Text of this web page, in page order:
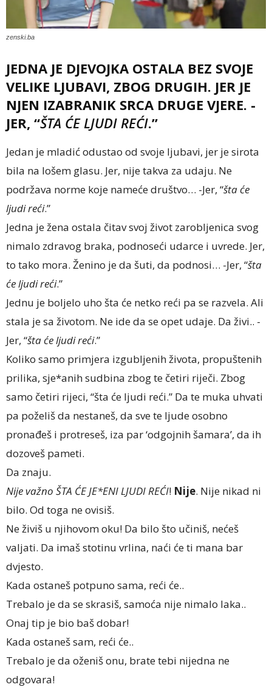
zenski.ba
JEDNA JE DJEVOJKA OSTALA BEZ SVOJE
VELIKE LJUBAVI, ZBOG DRUGIH. JER JE
NJEN IZABRANIK SRCA DRUGE VJERE. -
JER, “ŠTA ĆE LJUDI REĆI.”
Jedan je mladić odustao od svoje ljubavi, jer je sirota
bila na lošem glasu. Jer, nije takva za udaju. Ne
podržava norme koje nameće društvo… -Jer, “šta će
ljudi reći.”
Jedna je žena ostala čitav svoj život zarobljenica svog
nimalo zdravog braka, podnoseći udarce i uvrede. Jer,
to tako mora. Ženino je da šuti, da podnosi… -Jer, “šta
će ljudi reći.”
Jednu je boljelo uho šta će netko reći pa se razvela. Ali
stala je sa životom. Ne ide da se opet udaje. Da živi.. -
Jer, “šta će ljudi reći.”
Koliko samo primjera izgubljenih života, propuštenih
prilika, sje*anih sudbina zbog te četiri riječi. Zbog
samo četiri rijeci, “šta će ljudi reći.” Da te muka uhvati
pa poželiš da nestaneš, da sve te ljude osobno
pronađeš i protreseš, iza par ‘odgojnih šamara’, da ih
dozoveš pameti.
Da znaju.
Nije važno ŠTA ĆE JE*ENI LJUDI REĆI! Nije. Nije nikad ni
bilo. Od toga ne ovisiš.
Ne živiš u njihovom oku! Da bilo što učiniš, nećeš
valjati. Da imaš stotinu vrlina, naći će ti mana bar
dvjesto.
Kada ostaneš potpuno sama, reći će..
Trebalo je da se skrasiš, samoća nije nimalo laka..
Onaj tip je bio baš dobar!
Kada ostaneš sam, reći će..
Trebalo je da oženiš onu, brate tebi nijedna ne
odgovara!